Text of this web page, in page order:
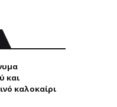
και
καλοκαίρι